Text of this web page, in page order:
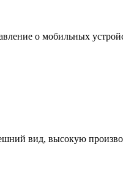
о мобильных
вид, высокую